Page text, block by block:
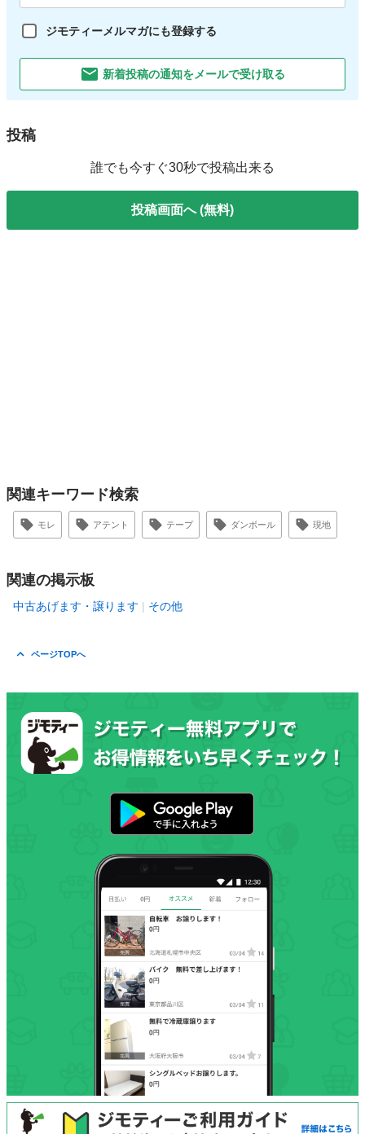
ジモティーメルマガにも登録する
新着投稿の通知をメールで受け取る
投稿
誰でも今すぐ30秒で投稿出来る
投稿画面へ (無料)
関連キーワード検索
モレ アテント テープ ダンボール 現地
関連の掲示板
中古あげます・譲ります その他
ページTOPへ